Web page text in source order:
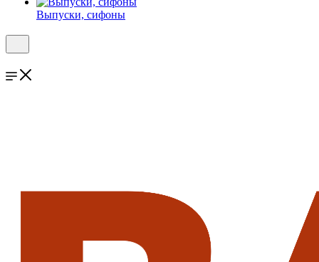
Выпуски, сифоны